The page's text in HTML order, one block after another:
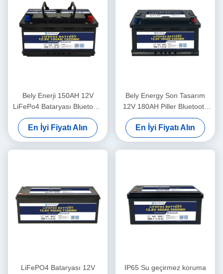
Bely Enerji 150AH 12V
LiFePo4 Bataryası Bluetooth
Ve Kendiliğinden Isıtma
En İyi Fiyatı Alın
Bely Energy Son Tasarım
12V 180AH Piller Bluetooth
İçin UPS Enerji Depolama
Baz İstasyonu RV için
En İyi Fiyatı Alın
LiFePO4 Bataryası 12V
IP65 Su geçirmez koruma